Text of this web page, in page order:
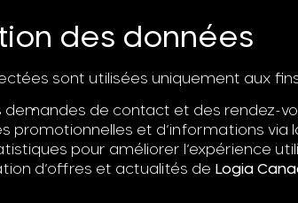
des données
sont utilisées uniquement aux
demandes de contact et des rendez-
promotionnelles et d’informations via
pour améliorer l’expérience
d’offres et actualités de Logia